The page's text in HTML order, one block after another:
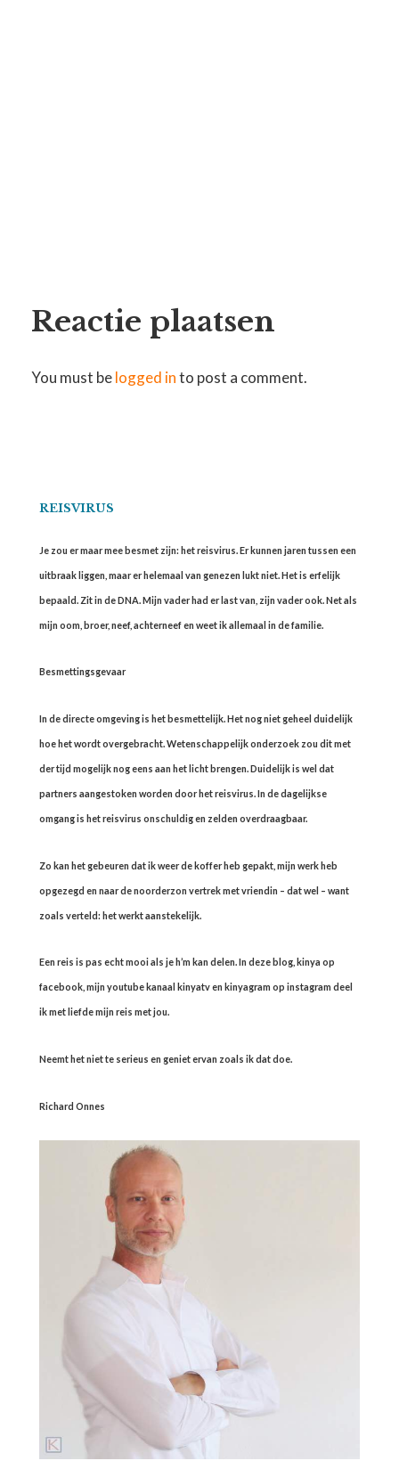
Reactie plaatsen
You must belogged into post a comment.
REISVIRUS
Je zou er maar mee besmet zijn: het reisvirus. Er kunnen jaren tussen een
uitbraak liggen, maar er helemaal van genezen lukt niet. Het is erfelijk
bepaald. Zit in de DNA. Mijn vader had er last van, zijn vader ook. Net als
mijn oom, broer, neef, achterneef en weet ik allemaal in de familie.
Besmettingsgevaar
In de directe omgeving is het besmettelijk. Het nog niet geheel duidelijk
hoe het wordt overgebracht. Wetenschappelijk onderzoek zou dit met
der tijd mogelijk nog eens aan het licht brengen. Duidelijk is wel dat
partners aangestoken worden door het reisvirus. In de dagelijkse
omgang is het reisvirus onschuldig en zelden overdraagbaar.
Zo kan het gebeuren dat ik weer de koffer heb gepakt, mijn werk heb
opgezegd en naar de noorderzon vertrek met vriendin – dat wel – want
zoals verteld: het werkt aanstekelijk.
Een reis is pas echt mooi als je h’m kan delen. In deze blog, kinya op
facebook, mijn youtube kanaal kinyatv en kinyagram op instagram deel
ik met liefde mijn reis met jou.
Neemt het niet te serieus en geniet ervan zoals ik dat doe.
Richard Onnes